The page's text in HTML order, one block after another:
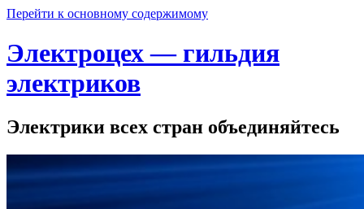
Перейти к основному содержимому
Электроцех — гильдия
электриков
Электрики всех стран объединяйтесь